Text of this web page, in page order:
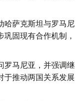
哈萨克斯坦与罗马尼
固现有合作机制，
罗马尼亚，并强调继
于推动两国关系发展